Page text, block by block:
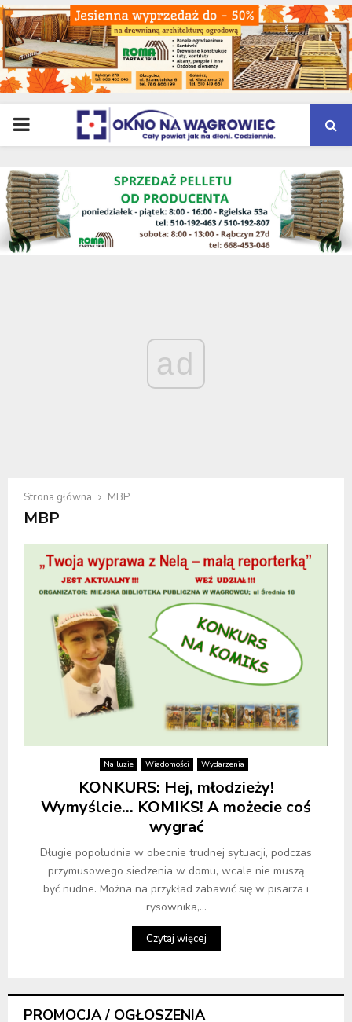
PRIMARY
MENU
ad
Strona główna MBP
MBP
Na luzie Wiadomości Wydarzenia
KONKURS: Hej, młodzieży!
Wymyślcie… KOMIKS! A możecie coś
wygrać
Długie popołudnia w obecnie trudnej sytuacji, podczas
przymusowego siedzenia w domu, wcale nie muszą
być nudne. Można na przykład zabawić się w pisarza i
rysownika,...
Czytaj więcej
PROMOCJA / OGŁOSZENIA